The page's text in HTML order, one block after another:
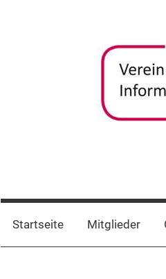
frida-
verein
zur
Förderung
Startseite Mitglieder